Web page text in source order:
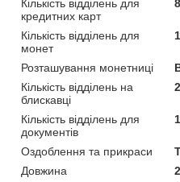
Кількість відділень для
кредитних карт
8
Кількість відділень для
монет
1
Розташування монетниці
Кількість відділень на
блискавці
2
Кількість відділень для
документів
1
Оздоблення та прикраси
Довжина